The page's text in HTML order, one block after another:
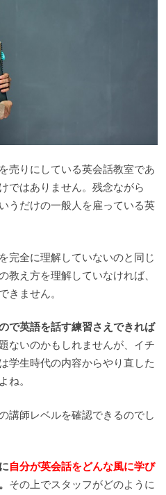
売りにしている英会話教室であ
ではありません。残念ながら
うだけの一般人を雇っている英
完全に理解していないのと同じ
教え方を理解していなければ、
きません。
で英語を話す練習さえできれば
ないのかもしれませんが、イチ
学生時代の内容からやり直した
ね。
講師レベルを確認できるのでし
自分が英会話をどんな風に学び
その上でスタッフがどのように